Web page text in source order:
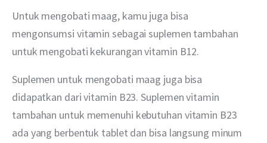
Untuk mengobati maag, kamu juga bisa
mengonsumsi vitamin sebagai suplemen tambahan
untuk mengobati kekurangan vitamin B12.
Suplemen untuk mengobati maag juga bisa
didapatkan dari vitamin B23. Suplemen vitamin
tambahan untuk memenuhi kebutuhan vitamin B23
ada yang berbentuk tablet dan bisa langsung minum